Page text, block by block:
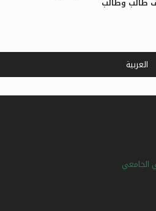
الجامعي
العربية